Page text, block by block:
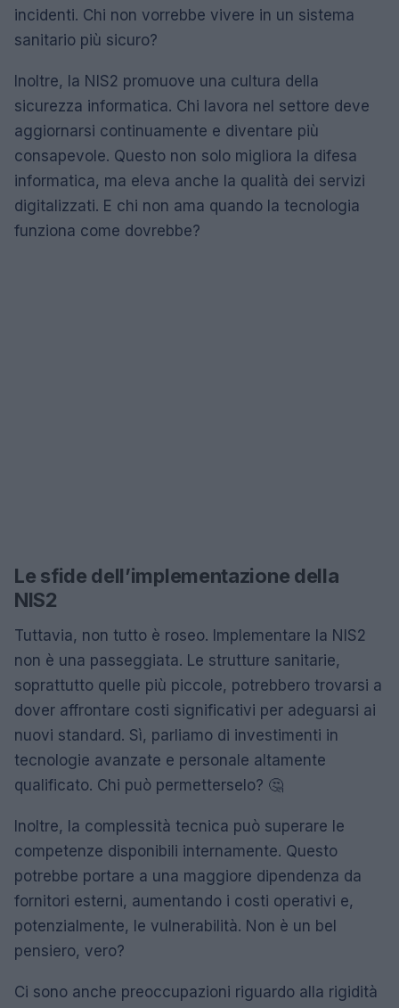
incidenti. Chi non vorrebbe vivere in un sistema
sanitario più sicuro?
Inoltre, la NIS2 promuove una cultura della
sicurezza informatica. Chi lavora nel settore deve
aggiornarsi continuamente e diventare più
consapevole. Questo non solo migliora la difesa
informatica, ma eleva anche la qualità dei servizi
digitalizzati. E chi non ama quando la tecnologia
funziona come dovrebbe?
Le sfide dell’implementazione della
NIS2
Tuttavia, non tutto è roseo. Implementare la NIS2
non è una passeggiata. Le strutture sanitarie,
soprattutto quelle più piccole, potrebbero trovarsi a
dover affrontare costi significativi per adeguarsi ai
nuovi standard. Sì, parliamo di investimenti in
tecnologie avanzate e personale altamente
qualificato. Chi può permetterselo? 🤔
Inoltre, la complessità tecnica può superare le
competenze disponibili internamente. Questo
potrebbe portare a una maggiore dipendenza da
fornitori esterni, aumentando i costi operativi e,
potenzialmente, le vulnerabilità. Non è un bel
pensiero, vero?
Ci sono anche preoccupazioni riguardo alla rigidità